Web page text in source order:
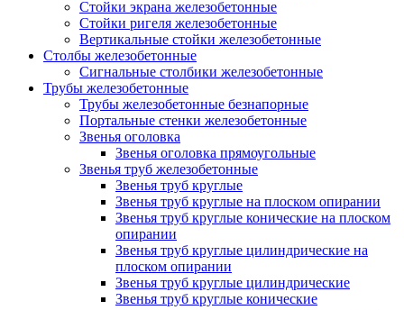
Стойки экрана железобетонные
Стойки ригеля железобетонные
Вертикальные стойки железобетонные
Столбы железобетонные
Сигнальные столбики железобетонные
Трубы железобетонные
Трубы железобетонные безнапорные
Портальные стенки железобетонные
Звенья оголовка
Звенья оголовка прямоугольные
Звенья труб железобетонные
Звенья труб круглые
Звенья труб круглые на плоском опирании
Звенья труб круглые конические на плоском
опирании
Звенья труб круглые цилиндрические на
плоском опирании
Звенья труб круглые цилиндрические
Звенья труб круглые конические